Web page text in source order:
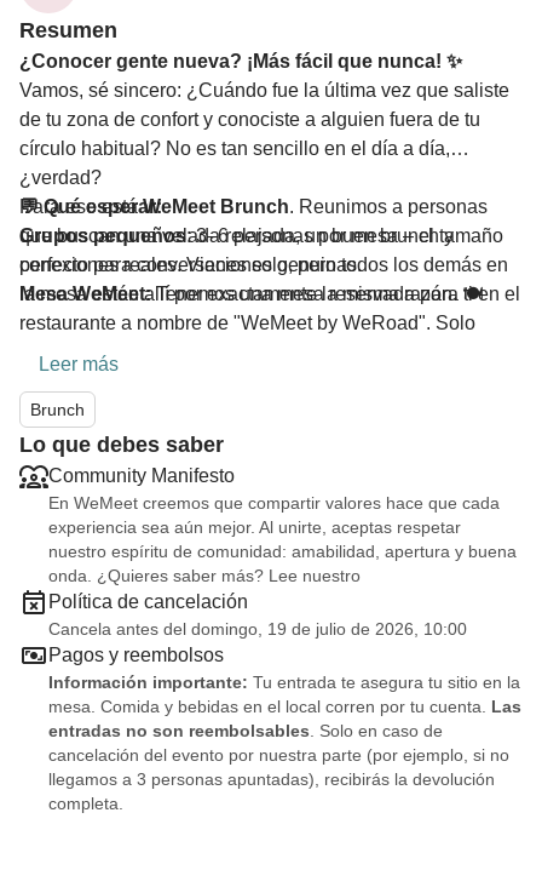
Resumen
¿Conocer gente nueva? ¡Más fácil que nunca! ✨
Vamos, sé sincero: ¿Cuándo fue la última vez que saliste
de tu zona de confort y conociste a alguien fuera de tu
círculo habitual? No es tan sencillo en el día a día,
¿verdad?
Para eso estáWeMeet Brunch. Reunimos a personas
que buscan una velada relajada, un buen brunch y
conexiones reales. Vienes solo, pero todos los demás en
la mesa están allí por exactamente la misma razón. 🍽️
💬 Qué esperar:
Grupos pequeños: 3–6 personas por mesa – el tamaño
perfecto para conversaciones genuinas.
Mesa WeMeet:Tenemos una mesa reservada para ti en el
restaurante a nombre de "WeMeet by WeRoad". Solo
pregunta al personal y listo.
fácilmente en el restaurante – sin necesidad de compartir
números de teléfono.
💡 Cosas que debes saber: Tu entrada te asegura tu lugar
en la mesa. Lo que consumas (comida y bebidas) corre
por tu cuenta.
📌 Información importante sobre la reserva:
Asistencia mínima:El evento se llevará a cabo con un
mínimo de 3 personas. Si lo cancelamos nosotros,
recibirás la devolución completa.
Compromiso: Como reservamos tu lugar, las entradas no
son reembolsables en ningún otro caso. ¡Coge tu sitio en
la mesa – quién sabe, igual esta noche conoces a tu
nueva persona favorita! 🚀
Leer más
Brunch
Lo que debes saber
Community Manifesto
En WeMeet creemos que compartir valores hace que cada
experiencia sea aún mejor. Al unirte, aceptas respetar
nuestro espíritu de comunidad: amabilidad, apertura y buena
onda. ¿Quieres saber más? Lee nuestro
Política de cancelación
Cancela antes del domingo, 19 de julio de 2026, 10:00
Pagos y reembolsos
Información importante: Tu entrada te asegura tu sitio en la
mesa. Comida y bebidas en el local corren por tu cuenta. Las
entradas no son reembolsables . Solo en caso de
cancelación del evento por nuestra parte (por ejemplo, si no
llegamos a 3 personas apuntadas), recibirás la devolución
completa.